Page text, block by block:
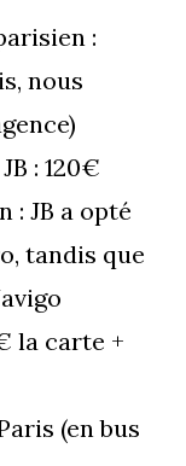
:
nous
: 120€
: JB a opté
tandis que
la carte +
(en bus